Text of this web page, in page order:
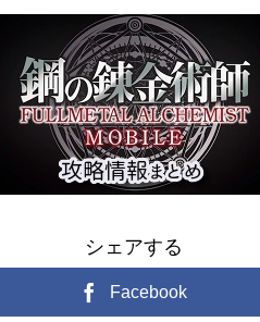
シェアする
Facebook